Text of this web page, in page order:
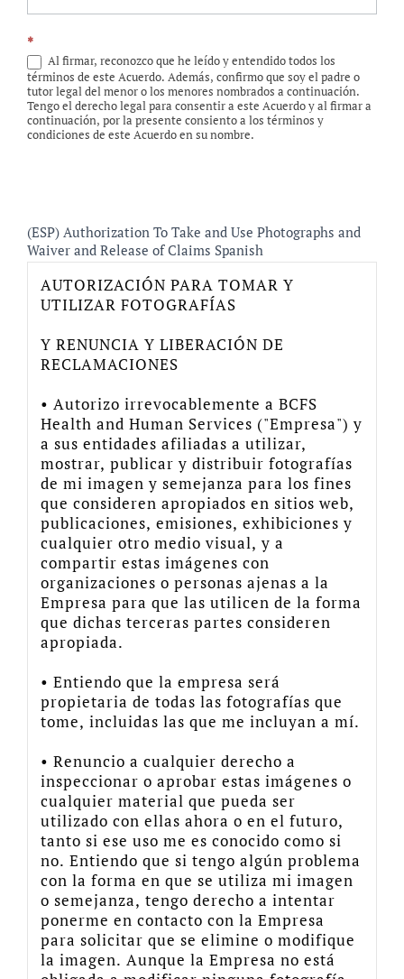
*
Al firmar, reconozco que he leído y entendido todos los
términos de este Acuerdo. Además, confirmo que soy el padre o
tutor legal del menor o los menores nombrados a continuación.
Tengo el derecho legal para consentir a este Acuerdo y al firmar a
continuación, por la presente consiento a los términos y
condiciones de este Acuerdo en su nombre.
(ESP) Authorization To Take and Use Photographs and
Waiver and Release of Claims Spanish